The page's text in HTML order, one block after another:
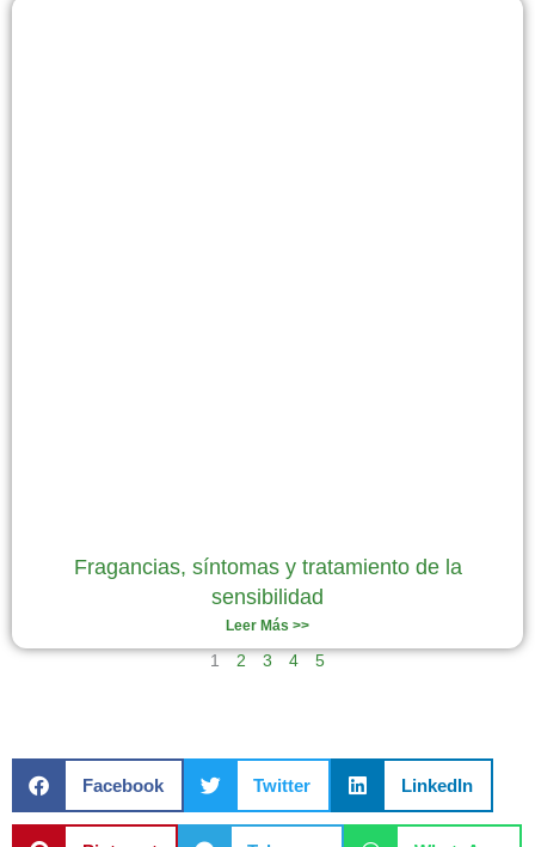
Fragancias, síntomas y tratamiento de la
sensibilidad
Leer Más >>
1 2 3 4 5
Facebook Twitter LinkedIn